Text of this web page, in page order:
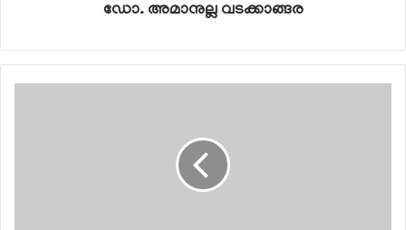
ഡോ. അമാനുല്ല വടക്കാങ്ങര